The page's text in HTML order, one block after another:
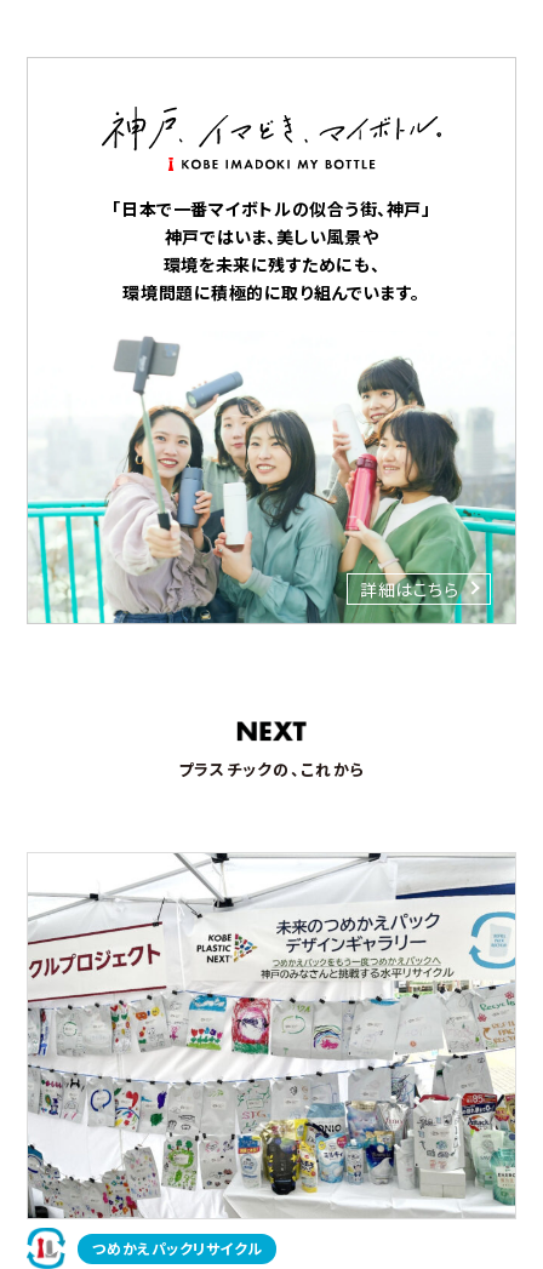
「日本で一番マイボトルの似合う街、神戸」
神戸ではいま、美しい風景や
環境を未来に残すためにも、
環境問題に積極的に取り組んでいます。
詳細はこちら
プラスチックの、これから
つめかえパックリサイクル